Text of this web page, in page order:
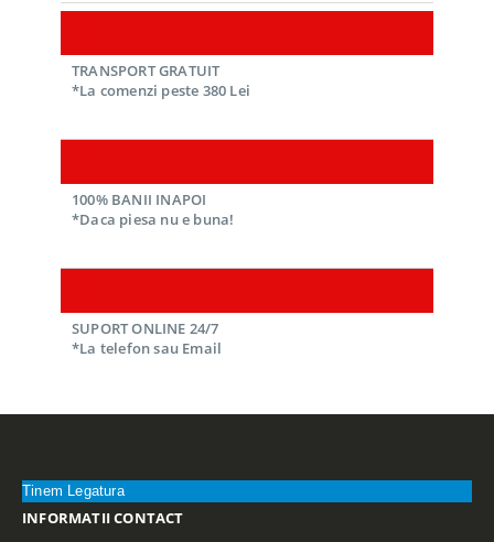
TRANSPORT GRATUIT
*La comenzi peste 380 Lei
100% BANII INAPOI
*Daca piesa nu e buna!
SUPORT ONLINE 24/7
*La telefon sau Email
Tinem Legatura
INFORMATII CONTACT